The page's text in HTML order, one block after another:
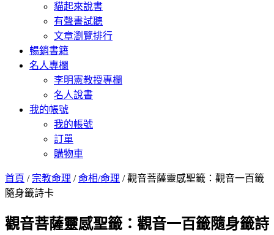
貓起來說書
有聲書試聽
文章瀏覽排行
暢銷書籍
名人專欄
李明憲教授專欄
名人說書
我的帳號
我的帳號
訂單
購物車
首頁 / 宗教命理 /命相/命理 / 觀音菩薩靈感聖籤：觀音一百籤
隨身籤詩卡
觀音菩薩靈感聖籤：觀音一百籤隨身籤詩